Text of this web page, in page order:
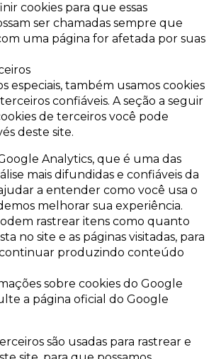
cookies para que essas
ser chamadas sempre que
uma página for afetada por suas
especiais, também usamos cookies
confiáveis. A seção a seguir
de terceiros você pode
deste site.
Analytics, que é uma das
mais difundidas e confiáveis ​​da
a entender como você usa o
melhorar sua experiência.
rastrear itens como quanto
no site e as páginas visitadas, para
produzindo conteúdo
sobre cookies do Google
a página oficial do Google
são usadas para rastrear e